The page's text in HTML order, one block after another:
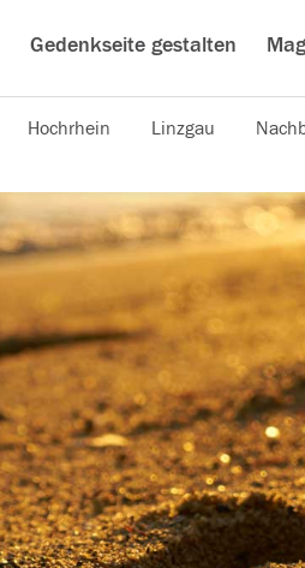
Gedenkseite gestalten
Hochrhein Linzgau